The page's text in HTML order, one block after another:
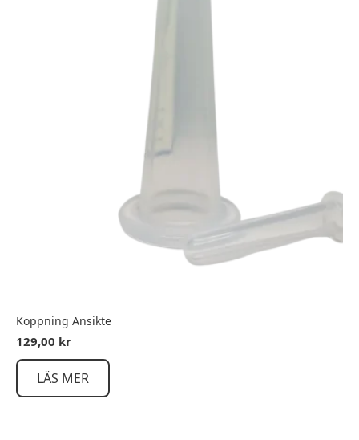
Koppning Ansikte
129,00 kr
LÄS MER